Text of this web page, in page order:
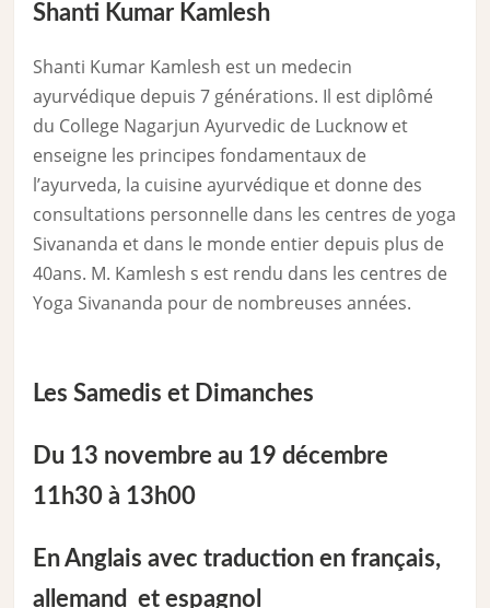
Shanti Kumar Kamlesh
Shanti Kumar Kamlesh est un medecin
ayurvédique depuis 7 générations. Il est diplômé
du College Nagarjun Ayurvedic de Lucknow et
enseigne les principes fondamentaux de
l’ayurveda, la cuisine ayurvédique et donne des
consultations personnelle dans les centres de yoga
Sivananda et dans le monde entier depuis plus de
40ans. M. Kamlesh s est rendu dans les centres de
Yoga Sivananda pour de nombreuses années.
Les Samedis et Dimanches
Du 13 novembre au 19 décembre
11h30 à 13h00
En Anglais avec traduction en français,
allemand et espagnol